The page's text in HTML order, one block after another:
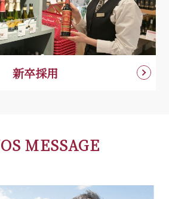
新卒採用
MESSAGE